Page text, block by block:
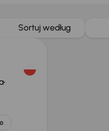
Sortuj według